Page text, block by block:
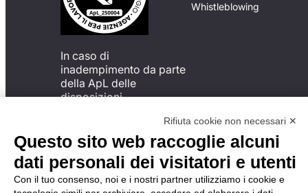
In caso di
inadempimento da parte
della ApL delle
disposizioni
possibile presentare un
reclamo
all’Organismo di
Monitoraggio utilizzando
una delle modalità
Whistleblowing
Rifiuta cookie non necessari ✕
Questo sito web raccoglie alcuni
dati personali dei visitatori e utenti
Con il tuo consenso, noi e i nostri partner utilizziamo i cookie e